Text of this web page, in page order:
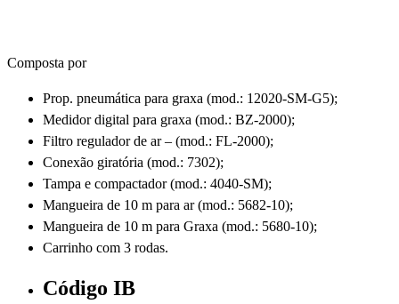
Composta por
Prop. pneumática para graxa (mod.: 12020-SM-G5);
Medidor digital para graxa (mod.: BZ-2000);
Filtro regulador de ar – (mod.: FL-2000);
Conexão giratória (mod.: 7302);
Tampa e compactador (mod.: 4040-SM);
Mangueira de 10 m para ar (mod.: 5682-10);
Mangueira de 10 m para Graxa (mod.: 5680-10);
Carrinho com 3 rodas.
Código IB